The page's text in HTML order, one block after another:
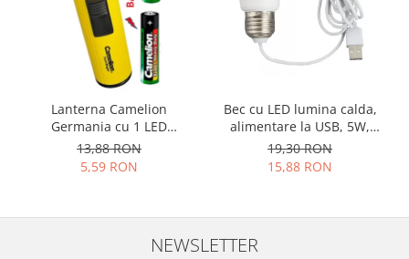
Lanterna Camelion
Germania cu 1 LED
FL1L2C2AA lumina alba
super Bright BATERII AA
13,88 RON
5,59 RON
Bec cu LED lumina calda,
alimentare la USB, 5W,
lungime cablu 2.5m
19,30 RON
15,88 RON
NEWSLETTER